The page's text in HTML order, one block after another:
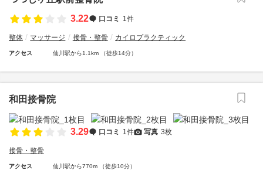
3.22
口コミ 1件
整体 マッサージ 接骨・整骨 カイロプラクティック
アクセス 仙川駅から1.1km （徒歩14分）
和田接骨院
3.29 口コミ 1件 写真 3枚
接骨・整骨
アクセス 仙川駅から770m （徒歩10分）